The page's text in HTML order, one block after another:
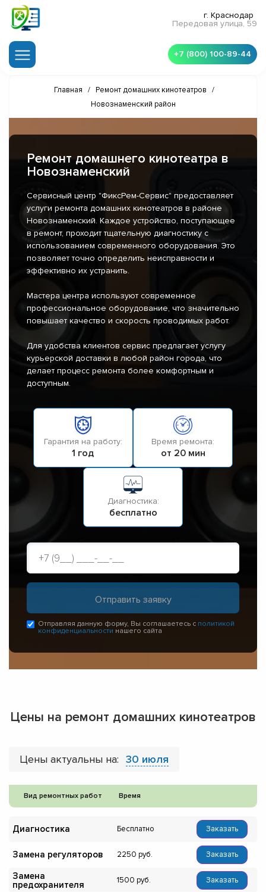
г. Краснодар
Передовая улица, 59
+7 (800) 100-89-44
Главная / Ремонт домашних кинотеатров
/
Новознаменский район
Ремонт домашнего кинотеатра в
Новознаменский
Сервисный центр "ФиксРем-Сервис" предоставляет
услуги ремонта домашних кинотеатров в районе
Новознаменский. Каждое устройство, поступающее
в ремонт, проходит тщательную диагностику с
использованием современного оборудования. Это
позволяет точно определить неисправности и
эффективно их устранить.
Мастера центра используют современное
профессиональное оборудование, что значительно
повышает качество и скорость проводимых работ.
Для удобства клиентов сервис предлагает услугу
курьерской доставки в любой район города, что
делает процесс ремонта более комфортным и
доступным.
Гарантия на работу:
1 год
Время ремонта:
от 20 мин
Диагностика:
бесплатно
Отправляя данную форму, Вы соглашаетесь с политикой
конфиденциальности нашего сайта
Цены на ремонт домашних кинотеатров
Цены актуальны на: 30 июля
Вид ремонтных работ Время
Диагностика Бесплатно Заказать
Замена регуляторов 2250 Заказать
Замена
предохранителя
1500 Заказать